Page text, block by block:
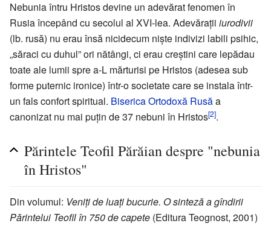
Nebunia întru Hristos devine un adevărat fenomen în
Rusia începând cu secolul al XVI-lea. Adevărații iurodivii
(lb. rusă) nu erau însă nicidecum niște indivizi labili psihic,
„săraci cu duhul” ori nătângi, ci erau creștini care lepădau
toate ale lumii spre a-L mărturisi pe Hristos (adesea sub
forme puternic ironice) într-o societate care se instala într-
un fals confort spiritual. Biserica Ortodoxă Rusăa
canonizat nu mai puțin de 37 nebuni în Hristos[2].
Părintele Teofil Părăian despre "nebunia
în Hristos"
Din volumul: Veniți de luați bucurie. O sinteză a gîndirii
Părintelui Teofil în 750 de capete (Editura Teognost, 2001)